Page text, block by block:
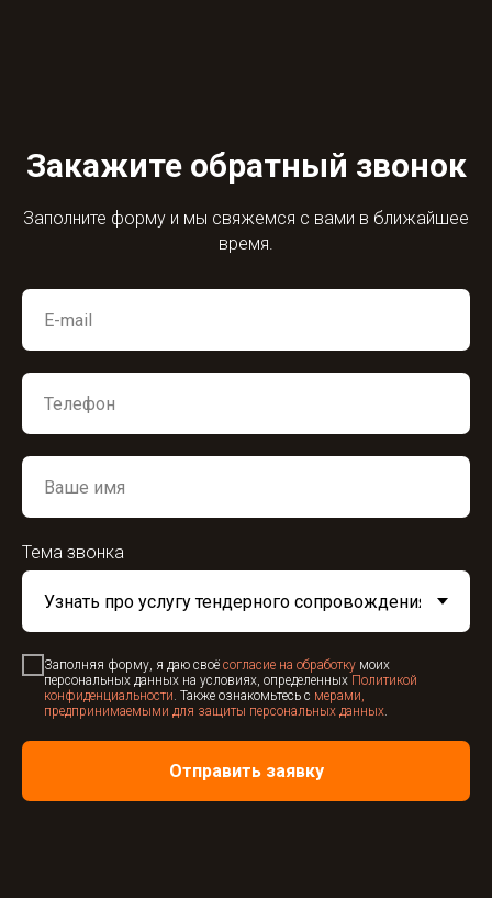
Закажите обратный звонок
Заполните форму и мы свяжемся с вами в ближайшее
время.
Тема звонка
Заполняя форму, я даю своё согласие на обработку моих
персональных данных на условиях, определенных Политикой
конфиденциальности . Также ознакомьтесь с мерами,
предпринимаемыми для защиты персональных данных
Отправить заявку